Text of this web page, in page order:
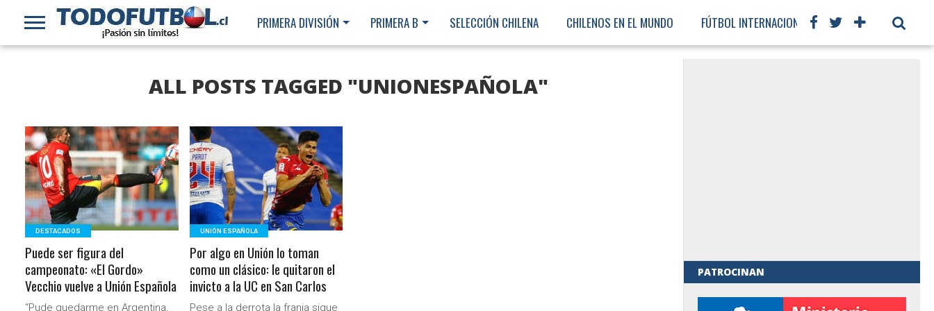
PRIMERA DIVISIÓN PRIMERA B SELECCIÓN CHILENA CHILENOS EN EL MUNDO FÚTBOL INTERNACIONAL
ALL POSTS TAGGED "UNIONESPAÑOLA"
LEER MÁS
DESTACADOS
Puede ser figura del
campeonato: «El Gordo»
Vecchio vuelve a Unión Española
“Pude quedarme en Argentina,
LEER MÁS
UNIÓN ESPAÑOLA
Por algo en Unión lo toman
como un clásico: le quitaron el
invicto a la UC en San Carlos
Pese a la derrota la franja sigue
PATROCINAN